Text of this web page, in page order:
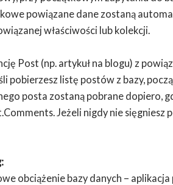
powiązane dane zostaną
właściwości lub kolekcji.
Post (np. artykuł na blogu) z
pobierzesz listę postów z bazy,
posta zostaną pobrane dopiero,
Jeżeli nigdy nie
obciążenie bazy danych –